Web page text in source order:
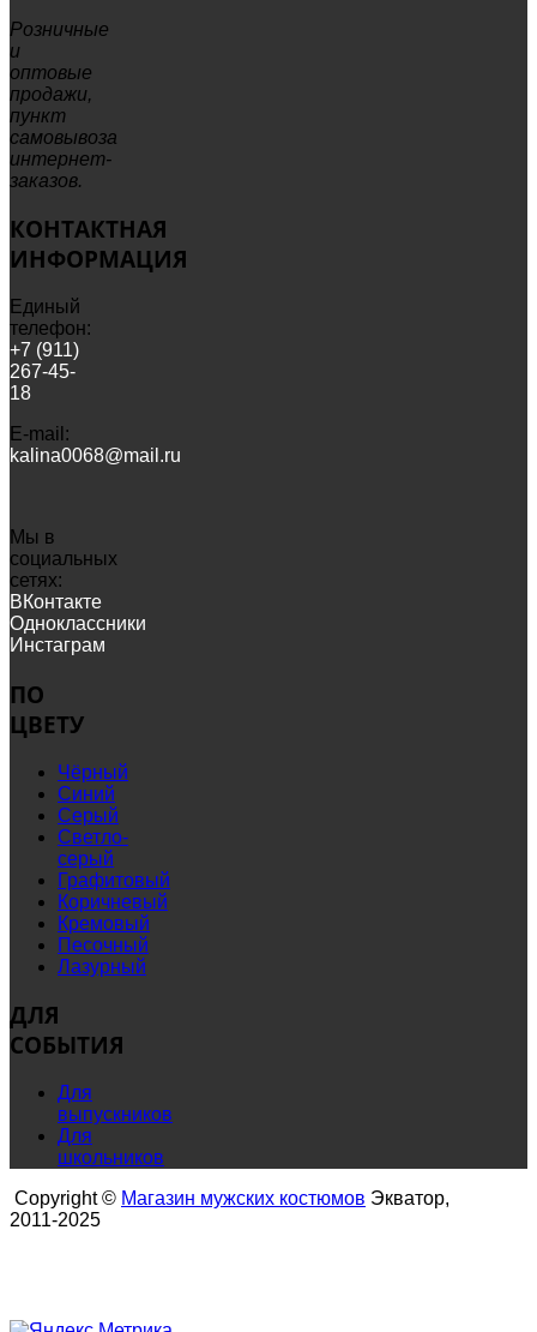
Розничные
и
оптовые
продажи,
пункт
самовывоза
интернет-
заказов.
КОНТАКТНАЯ
ИНФОРМАЦИЯ
Единый
телефон:
+7 (911)
267-45-
18
Е-mail:
kalina0068@mail.ru
Мы в
социальных
сетях:
ВКонтакте
Одноклассники
Инстаграм
ПО
ЦВЕТУ
Чёрный
Синий
Серый
Светло-
серый
Графитовый
Коричневый
Кремовый
Песочный
Лазурный
ДЛЯ
СОБЫТИЯ
Для
выпускников
Для
школьников
Copyright © Магазин мужских костюмов Экватор,
2011-2025